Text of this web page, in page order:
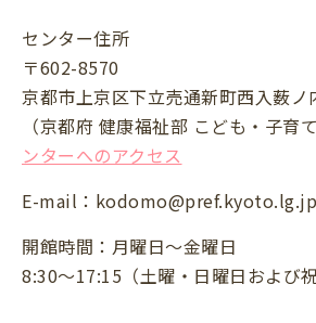
センター住所
〒602-8570
京都市上京区下立売通新町西入薮ノ
（京都府 健康福祉部 こども・子育
ンターへのアクセス
E-mail： kodomo@pref.kyoto.lg.jp
開館時間：月曜日～金曜日
8:30～17:15（土曜・日曜日および祝